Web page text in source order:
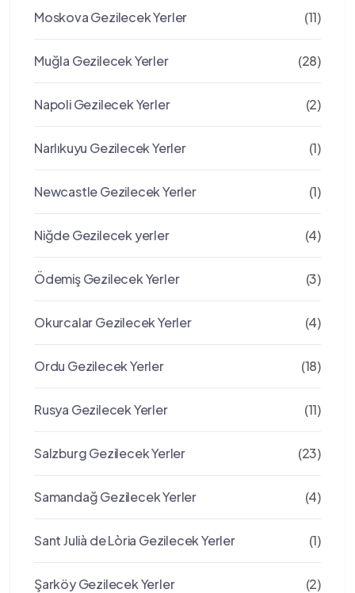
Moskova Gezilecek Yerler (11)
Muğla Gezilecek Yerler (28)
Napoli Gezilecek Yerler (2)
Narlıkuyu Gezilecek Yerler (1)
Newcastle Gezilecek Yerler (1)
Niğde Gezilecek yerler (4)
Ödemiş Gezilecek Yerler (3)
Okurcalar Gezilecek Yerler (4)
Ordu Gezilecek Yerler (18)
Rusya Gezilecek Yerler (11)
Salzburg Gezilecek Yerler (23)
Samandağ Gezilecek Yerler (4)
Sant Julià de Lòria Gezilecek Yerler (1)
Şarköy Gezilecek Yerler (2)